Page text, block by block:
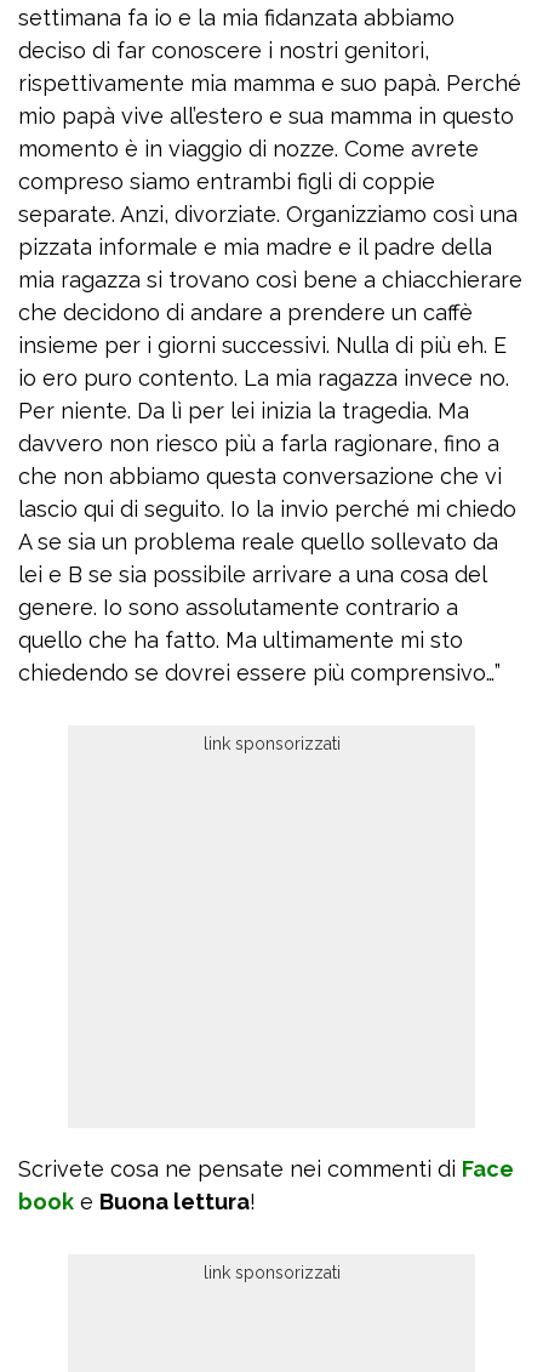
settimana fa io e la mia fidanzata abbiamo
deciso di far conoscere i nostri genitori,
rispettivamente mia mamma e suo papà. Perché
mio papà vive all’estero e sua mamma in questo
momento è in viaggio di nozze. Come avrete
compreso siamo entrambi figli di coppie
separate. Anzi, divorziate. Organizziamo così una
pizzata informale e mia madre e il padre della
mia ragazza si trovano così bene a chiacchierare
che decidono di andare a prendere un caffè
insieme per i giorni successivi. Nulla di più eh. E
io ero puro contento. La mia ragazza invece no.
Per niente. Da lì per lei inizia la tragedia. Ma
davvero non riesco più a farla ragionare, fino a
che non abbiamo questa conversazione che vi
lascio qui di seguito. Io la invio perché mi chiedo
A se sia un problema reale quello sollevato da
lei e B se sia possibile arrivare a una cosa del
genere. Io sono assolutamente contrario a
quello che ha fatto. Ma ultimamente mi sto
chiedendo se dovrei essere più comprensivo…”
Scrivete cosa ne pensate nei commenti di Face
book e Buona lettura!